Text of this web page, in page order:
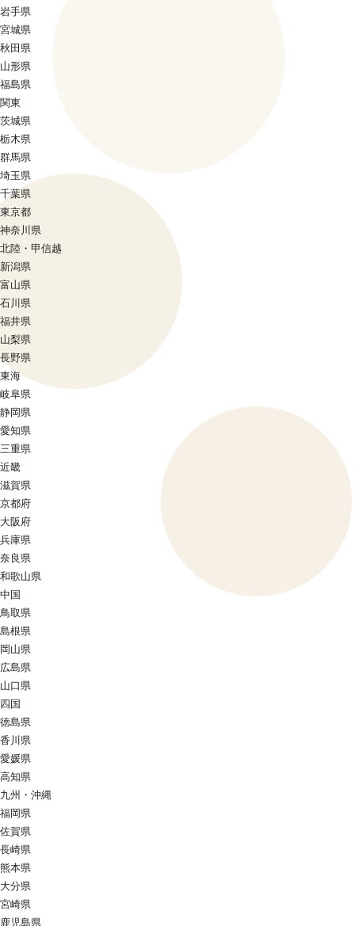
岩手県
宮城県
秋田県
山形県
福島県
関東
茨城県
栃木県
群馬県
埼玉県
千葉県
東京都
神奈川県
北陸・甲信越
新潟県
富山県
石川県
福井県
山梨県
長野県
東海
岐阜県
静岡県
愛知県
三重県
近畿
滋賀県
京都府
大阪府
兵庫県
奈良県
和歌山県
中国
鳥取県
島根県
岡山県
広島県
山口県
四国
徳島県
香川県
愛媛県
高知県
九州・沖縄
福岡県
佐賀県
長崎県
熊本県
大分県
宮崎県
鹿児島県